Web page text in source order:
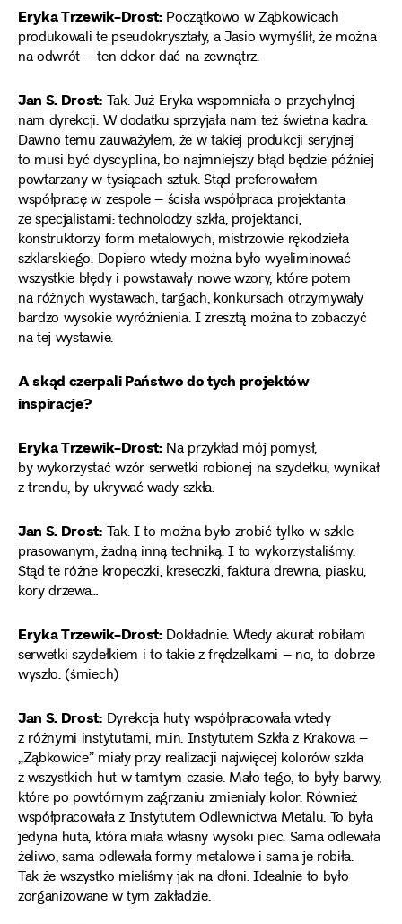
Eryka Trzewik-Drost:Początkowo w Ząbkowicach
produkowali te pseudokryształy, a Jasio wymyślił, że można
na odwrót – ten dekor dać na zewnątrz.
Jan S. Drost:Tak. Już Eryka wspomniała o przychylnej
nam dyrekcji. W dodatku sprzyjała nam też świetna kadra.
Dawno temu zauważyłem, że w takiej produkcji seryjnej
to musi być dyscyplina, bo najmniejszy błąd będzie później
powtarzany w tysiącach sztuk. Stąd preferowałem
współpracę w zespole – ścisła współpraca projektanta
ze specjalistami: technolodzy szkła, projektanci,
konstruktorzy form metalowych, mistrzowie rękodzieła
szklarskiego. Dopiero wtedy można było wyeliminować
wszystkie błędy i powstawały nowe wzory, które potem
na różnych wystawach, targach, konkursach otrzymywały
bardzo wysokie wyróżnienia. I zresztą można to zobaczyć
na tej wystawie.
A skąd czerpali Państwo do tych projektów
inspiracje?
Eryka Trzewik-Drost:Na przykład mój pomysł,
by wykorzystać wzór serwetki robionej na szydełku, wynikał
z trendu, by ukrywać wady szkła.
Jan S. Drost:Tak. I to można było zrobić tylko w szkle
prasowanym, żadną inną techniką. I to wykorzystaliśmy.
Stąd te różne kropeczki, kreseczki, faktura drewna, piasku,
kory drzewa…
Eryka Trzewik-Drost:Dokładnie. Wtedy akurat robiłam
serwetki szydełkiem i to takie z frędzelkami – no, to dobrze
wyszło. (śmiech)
Jan S. Drost:Dyrekcja huty współpracowała wtedy
z różnymi instytutami, m.in. Instytutem Szkła z Krakowa –
„Ząbkowice” miały przy realizacji najwięcej kolorów szkła
z wszystkich hut w tamtym czasie. Mało tego, to były barwy,
które po powtórnym zagrzaniu zmieniały kolor. Również
współpracowała z Instytutem Odlewnictwa Metalu. To była
jedyna huta, która miała własny wysoki piec. Sama odlewała
żeliwo, sama odlewała formy metalowe i sama je robiła.
Tak że wszystko mieliśmy jak na dłoni. Idealnie to było
zorganizowane w tym zakładzie.